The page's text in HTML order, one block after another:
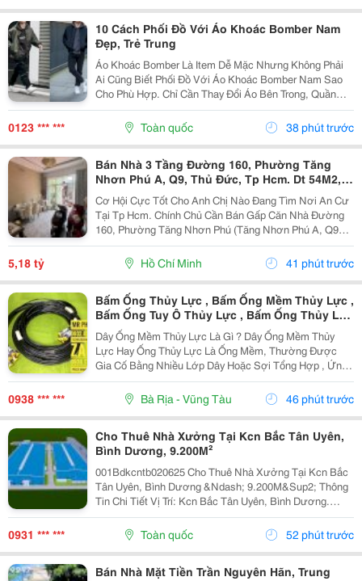
10 Cách Phối Đồ Với Áo Khoác Bomber Nam
Đẹp, Trẻ Trung
Áo Khoác Bomber Là Item Dễ Mặc Nhưng Không Phải
Ai Cũng Biết Phối Đồ Với Áo Khoác Bomber Nam Sao
Cho Phù Hợp. Chỉ Cần Thay Đổi Áo Bên Trong, Quần
Hoặc Giày, Bạn Đã Có Thể Tạo Nên Nhiều Outfit Khác
Nhau Để Đi Làm, Dạo Phố Hay Gặp Gỡ Bạn Bè. Trong...
0123 *** *** Toàn quốc 38 phút trước
Bán Nhà 3 Tầng Đường 160, Phường Tăng
Nhơn Phú A, Q9, Thủ Đức, Tp Hcm. Dt 54M2,
Sổ Hồng Riêng. Giá 5,18 Tỷ
Cơ Hội Cực Tốt Cho Anh Chị Nào Đang Tìm Nơi An Cư
Tại Tp Hcm. Chính Chủ Cần Bán Gấp Căn Nhà Đường
160, Phường Tăng Nhơn Phú (Tăng Nhơn Phú A, Q9
Cũ). Vị Trí Nhà Nằm Trong Khu Dân Cư Ổn Định, Giao
Thông Thuận Tiện Chỉ Vài Bước Là Ra Lã Xuân Oai,
5,18 tỷ Hồ Chí Minh 41 phút trước
Bấm Ống Thủy Lực , Bấm Ống Mềm Thủy Lực ,
Bấm Ống Tuy Ô Thủy Lực , Bấm Ống Thủy Lực
Bọc Lưới , Bấm Ống Thủy Lực Koman , Bấm
Ống Thủy Lực Italy , Bấm Ống Thủy Lực 1Sn ,
Bấm Ống Thủy Lực 2Sn , Bấm Ống Thủy Lực
4Sn
Dây Ống Mềm Thủy Lực Là Gì ? Dây Ống Mềm Thủy
Lực Hay Ống Thủy Lực Là Ống Mềm, Thường Được
Gia Cố Bằng Nhiều Lớp Dây Hoặc Sợi Tổng Hợp , Ứng
Dụng Để Vận Chuyển Chất Lỏng Thủy Lực Trong Hệ
Thống Thủy Lực. Những Ống Này Rất Cần Thiết Để
Truyền Lực...
0938 *** *** Bà Rịa - Vũng Tàu 46 phút trước
Cho Thuê Nhà Xưởng Tại Kcn Bắc Tân Uyên,
Bình Dương, 9.200M²
001Bdkcntb020625 Cho Thuê Nhà Xưởng Tại Kcn Bắc
Tân Uyên, Bình Dương &Ndash; 9.200M&Sup2; Thông
Tin Chi Tiết Vị Trí: Kcn Bắc Tân Uyên, Bình Dương.
Tổng Diện Tích Khuôn Viên: 15.000M&Sup2; Diện Tích
Sử Dụng Tổng Diện Tích Xây Dựng: 9.200M&Sup2;...
0931 *** *** Toàn quốc 52 phút trước
Bán Nhà Mặt Tiền Trần Nguyên Hãn, Trung